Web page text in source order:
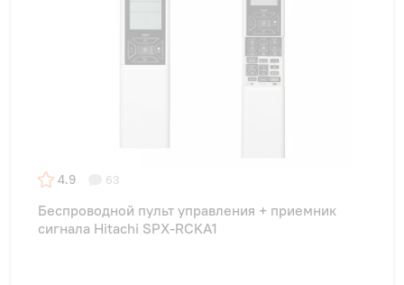
4.9 63
Беспроводной пульт управления + приемник
сигнала Hitachi SPX-RCKA1